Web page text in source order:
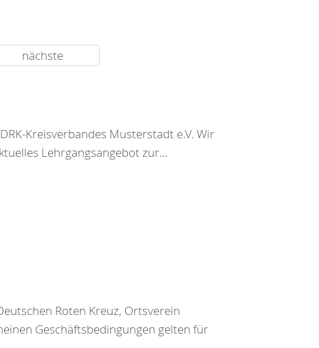
nächste
Kreisverbandes Musterstadt e.V. Wir
Lehrgangsangebot zur...
Roten Kreuz, Ortsverein
Geschäftsbedingungen gelten für